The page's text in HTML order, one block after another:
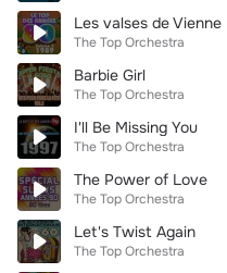
Les valses de Vienne
The Top Orchestra
Barbie Girl
The Top Orchestra
I'll Be Missing You
The Top Orchestra
The Power of Love
The Top Orchestra
Let's Twist Again
The Top Orchestra